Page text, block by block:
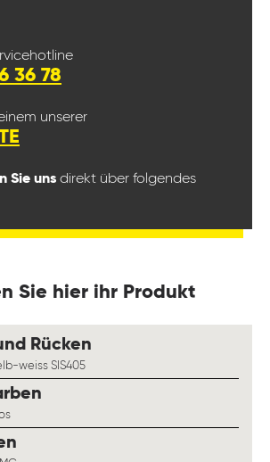
36 78
unserer
Sie uns direkt über folgendes
Sie hier ihr Produkt
Rücken
weiss SIS405